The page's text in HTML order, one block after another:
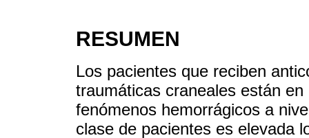
RESUMEN
Los pacientes que reciben
traumáticas craneales están
fenómenos hemorrágicos a
clase de pacientes es elevada